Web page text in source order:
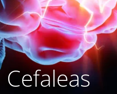
Cefaleas